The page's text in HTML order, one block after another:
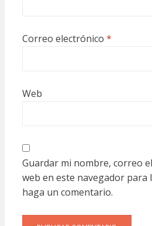
Correo electrónico *
Web
Guardar mi nombre, correo
web en este navegador para
haga un comentario.